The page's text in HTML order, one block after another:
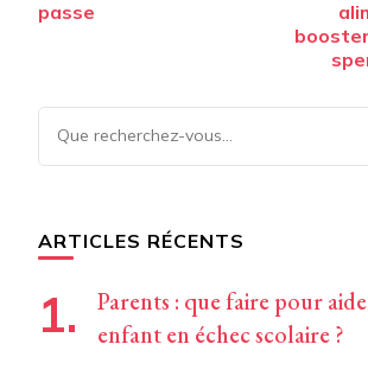
passe
Vous
recherchiez
ARTICLES RÉCENTS
Parents : que faire pour
enfant en échec scolaire ?